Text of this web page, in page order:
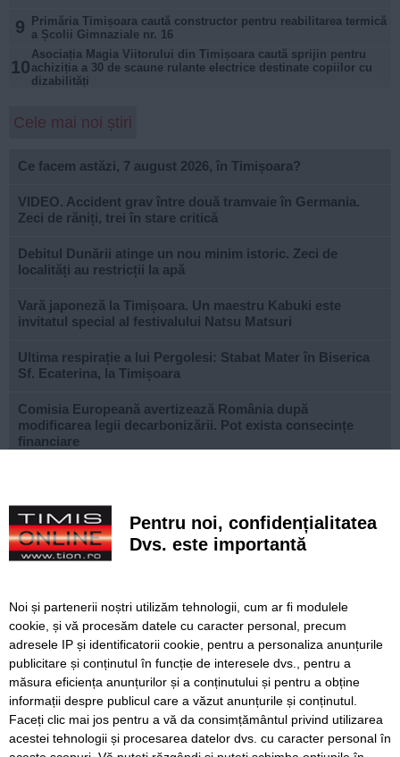
9
Primăria Timișoara caută constructor pentru reabilitarea termică
a Școlii Gimnaziale nr. 16
10
Asociația Magia Viitorului din Timișoara caută sprijin pentru
achiziția a 30 de scaune rulante electrice destinate copiilor cu
dizabilități
Cele mai noi știri
Ce facem astăzi, 7 august 2026, în Timișoara?
VIDEO. Accident grav între două tramvaie în Germania.
Zeci de răniți, trei în stare critică
Debitul Dunării atinge un nou minim istoric. Zeci de
localități au restricții la apă
Vară japoneză la Timișoara. Un maestru Kabuki este
invitatul special al festivalului Natsu Matsuri
Ultima respirație a lui Pergolesi: Stabat Mater în Biserica
Sf. Ecaterina, la Timișoara
Comisia Europeană avertizează România după
modificarea legii decarbonizării. Pot exista consecințe
financiare
la final
Cu un ghiozdan donat, puteți ajuta un copil să înceapă
anul școlar cu tot ce are nevoie. Campania revine la
Avansează șantierul Pasajului Slavici–Polonă. Lațcău: „La
sfârșitul anului viitor vom circula pe podurile noi”
VIDEO. Din toamnă, încă 324 de locuri de cazare pentru
studenții UVT. Două cămine noi sunt aproape gata
Pentru noi, confidențialitatea
Dvs. este importantă
Noi și partenerii noștri utilizăm tehnologii, cum ar fi modulele
cookie, și vă procesăm datele cu caracter personal, precum
adresele IP și identificatorii cookie, pentru a personaliza anunțurile
publicitare și conținutul în funcție de interesele dvs., pentru a
măsura eficiența anunțurilor și a conținutului și pentru a obține
informații despre publicul care a văzut anunțurile și conținutul.
Faceți clic mai jos pentru a vă da consimțământul privind utilizarea
acestei tehnologii și procesarea datelor dvs. cu caracter personal în